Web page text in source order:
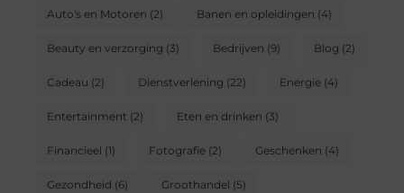
Auto's en Motoren (2) Banen en opleidingen (4)
Beauty en verzorging (3) Bedrijven (9) Blog (2)
Cadeau (2) Dienstverlening (22) Energie(4)
Entertainment (2) Eten en drinken (3)
Financieel (1) Fotografie(2) Geschenken (4)
Gezondheid (6) Groothandel (5)